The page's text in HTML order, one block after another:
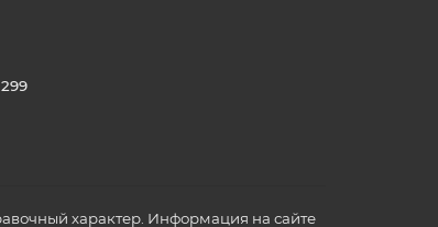
характер. Информация на сайте